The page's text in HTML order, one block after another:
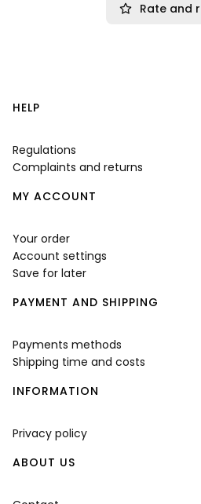
Rate and
Footer menu
HELP
Regulations
Complaints and returns
MY ACCOUNT
Your order
Account settings
Save for later
PAYMENT AND SHIPPING
Payments methods
Shipping time and costs
INFORMATION
Privacy policy
ABOUT US